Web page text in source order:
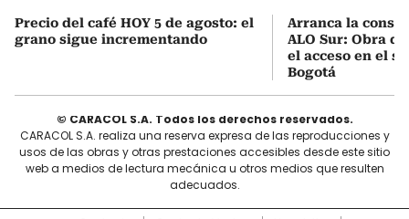
Precio del café HOY 5 de agosto: el
grano sigue incrementando
Arranca la
ALO Sur: Obra
el acceso en el
Bogotá
© CARACOL S.A. Todos los derechos reservados.
CARACOL S.A. realiza una reserva expresa de las reproducciones y
usos de las obras y otras prestaciones accesibles desde este sitio
web a medios de lectura mecánica u otros medios que resulten
adecuados.